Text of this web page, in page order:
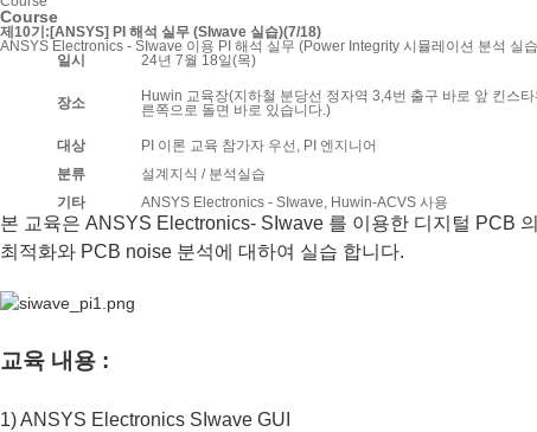
Course
제10기:[ANSYS] PI 해석 실무 (SIwave 실습)(7/18)
ANSYS Electronics - SIwave 이용 PI 해석 실무 (Power Integrity 시뮬레이션 분석 실
일시
24년 7월 18일(목)
장소
Huwin 교육장(지하철 분당선 정자역 3,4번 출구 바로 앞 킨스
른쪽으로 돌면 바로 있습니다.)
대상
PI 이론 교육 참가자 우선, PI 엔지니어
분류
설계지식 / 분석실습
기타
ANSYS Electronics - SIwave, Huwin-ACVS 사용
본 교육은 ANSYS Electronics- SIwave 를 이용한 디지털 PCB
최적화와 PCB noise 분석에 대하여 실습 합니다.
교육 내용 :
1) ANSYS Electronics SIwave GUI